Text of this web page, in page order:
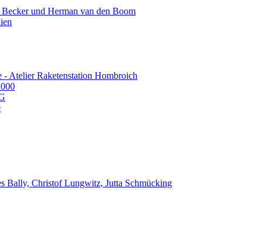
und Herman van den Boom
Atelier Raketenstation Hombroich
Bally, Christof Lungwitz, Jutta Schmücking